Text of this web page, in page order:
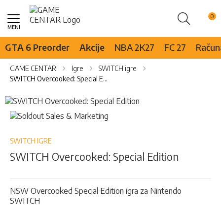
Pretraži
Skip
Content
GTA 6 Preorder Akcije NBA 2K27 FC 27
GAME CENTAR Igre
SWITCH igre
SWITCH Overcooked: Special Edition
Skip
to
the
of
images
Skip
to
beginning
the
gallery
SWITCH IGRE
SWITCH Overcooked: Special Edition
NSW Overcooked Special Edition igra za Nintendo
SWITCH